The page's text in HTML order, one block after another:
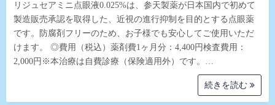
リジュセアミニ点眼液0.025%は、参天製薬が日本国内で初めて
製造販売承認を取得した、近視の進行抑制を目的とする点眼薬
です。防腐剤フリーのため、お子様でも安心してご使用いただ
けます。 ◎費用（税込）薬剤費1ヶ月分：4,400円検査費用：
2,000円※本治療は自費診療（保険適用外）です。…
続きを読む